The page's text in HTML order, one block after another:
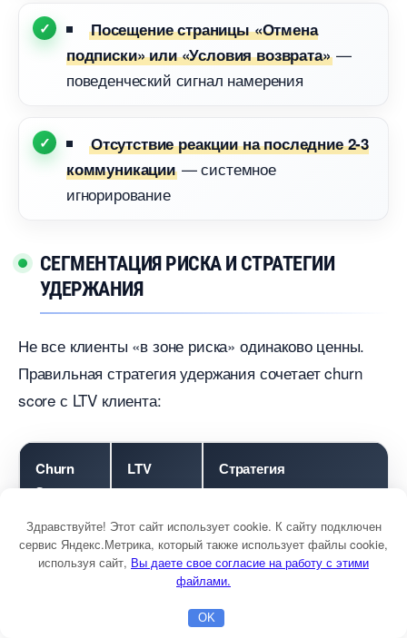
Посещение страницы «Отмена
подписки» или «Условия возврата»—
поведенческий сигнал намерения
Отсутствие реакции на последние 2-3
коммуникации— системное
игнорирование
СЕГМЕНТАЦИЯ РИСКА И СТРАТЕГИИ
УДЕРЖАНИЯ
Не все клиенты «в зоне риска» одинаково ценны.
Правильная стратегия удержания сочетает churn
score с LTV клиента:
Churn
Score
LTV
клиента
Стратегия
ысокий
(70%+)
ысокий
Персональный звонок
менеджера +
предложение
Здравствуйте! Этот сайт использует cookie. К сайту подключен
сервис Яндекс.Метрика, который также использует файлы cookie,
используя сайт, ы даете свое согласие на работу с этими
файлами.
OK